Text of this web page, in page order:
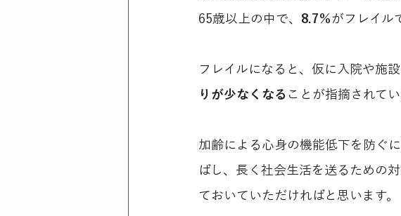
65歳以上の中で、 8.7％がフレイル
フレイルになると、仮に入院や施
りが少なくなる ことが指摘されてい
加齢による心身の機能低下を防ぐ
ばし、長く社会生活を送るための
ておいていただければと思います。